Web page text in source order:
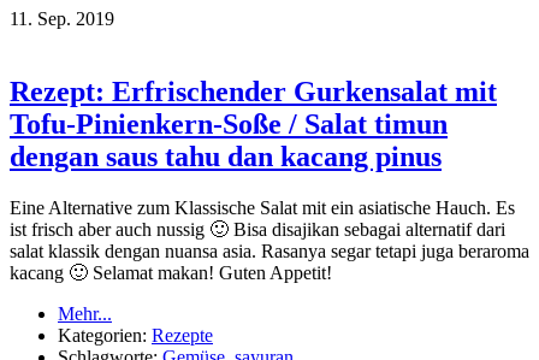
11. Sep. 2019
Rezept: Erfrischender Gurkensalat mit
Tofu-Pinienkern-Soße / Salat timun
dengan saus tahu dan kacang pinus
Eine Alternative zum Klassische Salat mit ein asiatische Hauch. Es
ist frisch aber auch nussig 🙂 Bisa disajikan sebagai alternatif dari
salat klassik dengan nuansa asia. Rasanya segar tetapi juga beraroma
kacang 🙂 Selamat makan! Guten Appetit!
Mehr...
Kategorien: Rezepte